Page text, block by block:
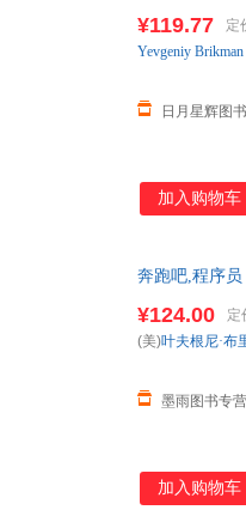
¥119.77 定
日月星辉图
Yevgeniy Brikman
加入购物车
奔跑吧,程序员
¥124.00 定
墨雨图书专
(美)叶夫根尼·布
加入购物车